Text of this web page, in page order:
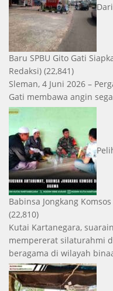
Baru SPBU Gito Gati
Redaksi) (22,841)
Sleman, 4 Juni 2026 –
Gati membawa angin
Babinsa Jongkang
(22,810)
Kutai Kartanegara,
mempererat silaturahmi
beragama di wilayah